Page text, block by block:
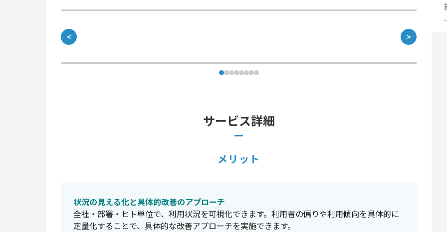
＜ ＞
サービス詳細
メリット
状況の見える化と具体的改善のアプローチ
全社・部署・ヒト単位で、利用状況を可視化できます。利用者の偏りや利用傾向を具体的に
定量化することで、具体的な改善アプローチを実施できます。